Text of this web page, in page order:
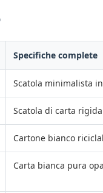
Specifiche complete
Scatola minimalista
Scatola di carta
Cartone bianco
Carta bianca pura